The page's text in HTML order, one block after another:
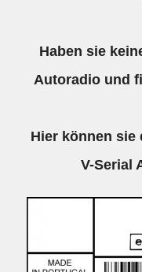
Haben sie
Autoradio und
Hier können sie
V-Serial